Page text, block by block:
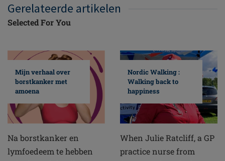
Gerelateerde artikelen
Selected For You
Mijn verhaal over
borstkanker met
amoena
Na borstkanker en
lymfoedeem te hebben
Nordic Walking :
Walking back to
happiness
When Julie Ratcliff, a GP
practice nurse from